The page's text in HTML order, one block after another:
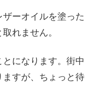
ーオイルを塗った
れません。
になります。街中
すが、ちょっと待